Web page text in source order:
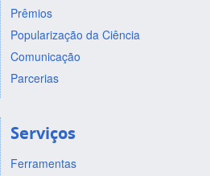
Prêmios
Popularização da Ciência
Comunicação
Parcerias
Serviços
Ferramentas